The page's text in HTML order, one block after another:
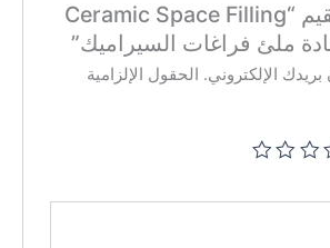
كن أول من يقيم “Ceramic Space Filling
الإلكتروني. الحقول الإلزامية